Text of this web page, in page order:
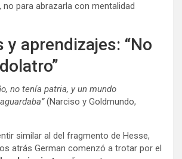
no para abrazarla con mentalidad
y aprendizajes: “No
no tenía patria, y un mundo
(Narciso y Goldmundo,
similar al del fragmento de Hesse,
atrás German comenzó a trotar por el